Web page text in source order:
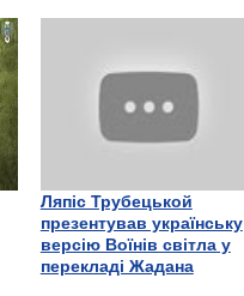
Ляпіс Трубецькой
презентував українську
версію Воїнів світла у
перекладі Жадана